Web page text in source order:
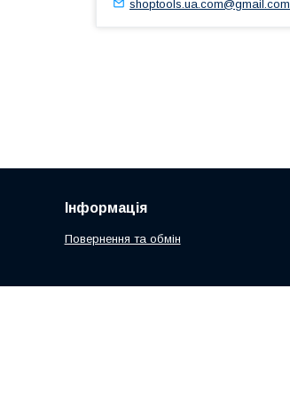
shoptools.ua.com@gmail.com
Інформація
Повернення та обмін